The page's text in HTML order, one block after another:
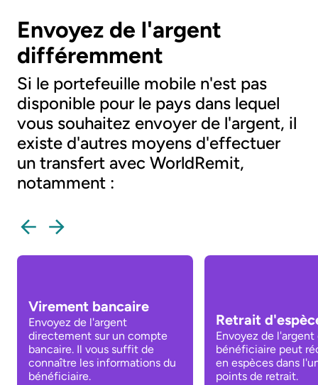
Envoyez de l'argent
différemment
Si le portefeuille mobile n'est pas
disponible pour le pays dans lequel
vous souhaitez envoyer de l'argent, il
existe d'autres moyens d'effectuer
un transfert avec WorldRemit,
notamment :
Virement bancaire
Envoyez de l'argent
directement sur un compte
bancaire. Il vous suffit de
connaître les informations du
bénéficiaire.
Retrait
Envoyez de
bénéficiaire peut
en espèces dans
points de retrait.